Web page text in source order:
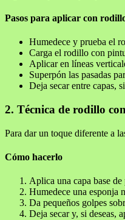
Pasos para aplicar con
Humedece y prueba el
Carga el rodillo con
Aplicar en líneas
Superpón las pasadas
Deja secar entre capas,
2. Técnica de rodillo
Para dar un toque diferente a
Cómo hacerlo
Aplica una capa base
Humedece una esponja
Da pequeños golpes
Deja secar y, si deseas,